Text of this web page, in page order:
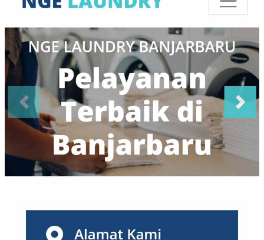
Tangerang
Tanjungpinang
(1)
Tasikmalaya
(3)
Tegal
(1)
Yogyakarta